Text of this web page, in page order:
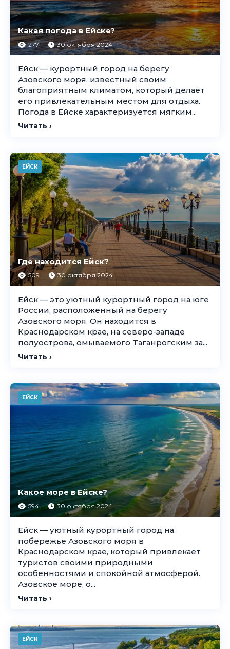
Какая погода в Ейске?
277 30 октября 2024
Ейск — курортный город на берегу
Азовского моря, известный своим
благоприятным климатом, который делает
его привлекательным местом для отдыха.
Погода в Ейске характеризуется мягким...
Читать ›
ЕЙСК
Где находится Ейск?
509 30 октября 2024
Ейск — это уютный курортный город на юге
России, расположенный на берегу
Азовского моря. Он находится в
Краснодарском крае, на северо-западе
полуострова, омываемого Таганрогским за...
Читать ›
ЕЙСК
Какое море в Ейске?
594 30 октября 2024
Ейск — уютный курортный город на
побережье Азовского моря в
Краснодарском крае, который привлекает
туристов своими природными
особенностями и спокойной атмосферой.
Азовское море, о...
Читать ›
ЕЙСК